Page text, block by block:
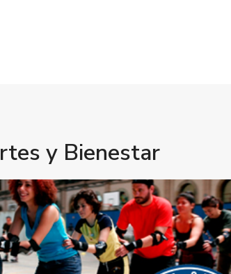
y Bienestar